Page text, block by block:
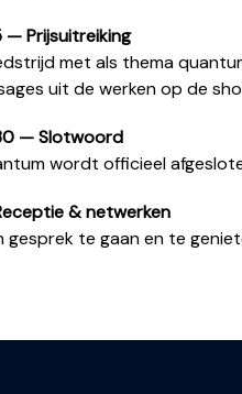
— Prijsuitreiking
met als thema
uit de werken op de
— Slotwoord
wordt officieel
& netwerken
te gaan en te